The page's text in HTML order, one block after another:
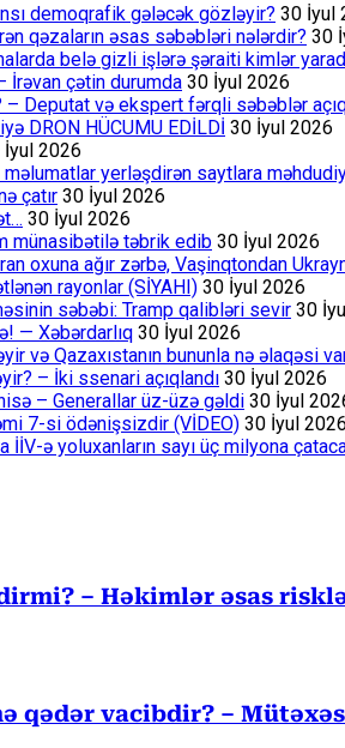
demoqrafik gələcək gözləyir? 30 İyul
qəzaların əsas səbəbləri nələrdir? 30
belə gizli işlərə şəraiti kimlər
İrəvan çətin durumda 30 İyul 2026
Deputat və ekspert fərqli səbəblər
DRON HÜCUMU EDİLDİ 30 İyul 2026
İyul 2026
yerləşdirən saytlara
çatır 30 İyul 2026
30 İyul 2026
münasibətilə təbrik edib 30 İyul 2026
oxuna ağır zərbə, Vaşinqtondan
rayonlar (SİYAHI) 30 İyul 2026
səbəbi: Tramp qalibləri sevir 30
— Xəbərdarlıq 30 İyul 2026
və Qazaxıstanın bununla nə əlaqəsi
– İki ssenari açıqlandı 30 İyul 2026
– Generallar üz-üzə gəldi 30 İyul
7-si ödənişsizdir (VİDEO) 30 İyul 2026
İİV-ə yoluxanların sayı üç milyona
– Həkimlər əsas
qədər vacibdir? –